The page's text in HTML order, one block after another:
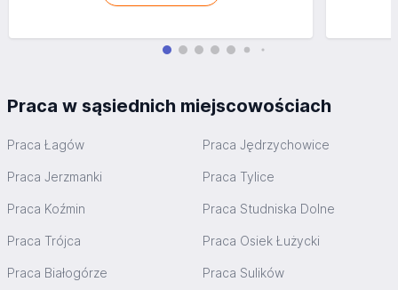
Praca w sąsiednich miejscowościach
Praca Łagów Praca Jędrzychowice
Praca Jerzmanki Praca Tylice
Praca Koźmin Praca Studniska Dolne
Praca Trójca Praca Osiek Łużycki
Praca Białogórze Praca Sulików